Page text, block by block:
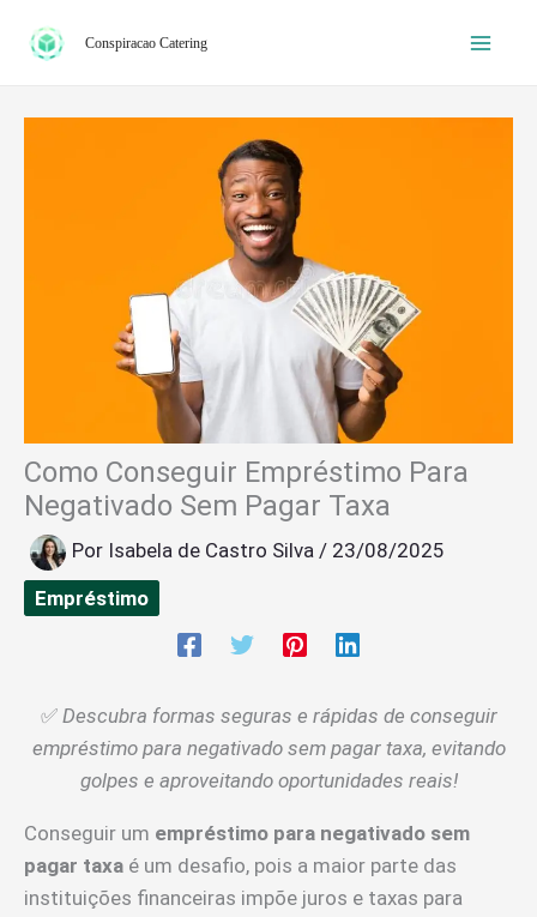
para
conteúdo
Conspiracao Catering
Como Conseguir Empréstimo Para
Negativado Sem Pagar Taxa
Por Isabela de Castro Silva / 23/08/2025
Empréstimo
✅ Descubra formas seguras e rápidas de conseguir
empréstimo para negativado sem pagar taxa, evitando
golpes e aproveitando oportunidades reais!
Conseguir um empréstimo para negativado sem
pagar taxa é um desafio, pois a maior parte das
instituições financeiras impõe juros e taxas para